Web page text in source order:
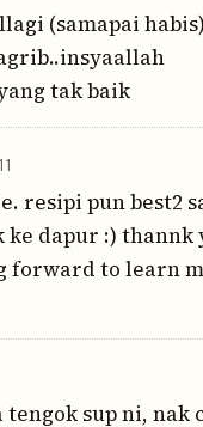
(samapai
tak baik
resipi pun best2
dapur :) thannk
forward to learn
sup ni, nak